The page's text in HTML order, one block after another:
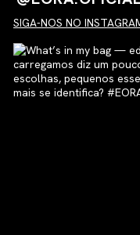
SIGA-NOS NO